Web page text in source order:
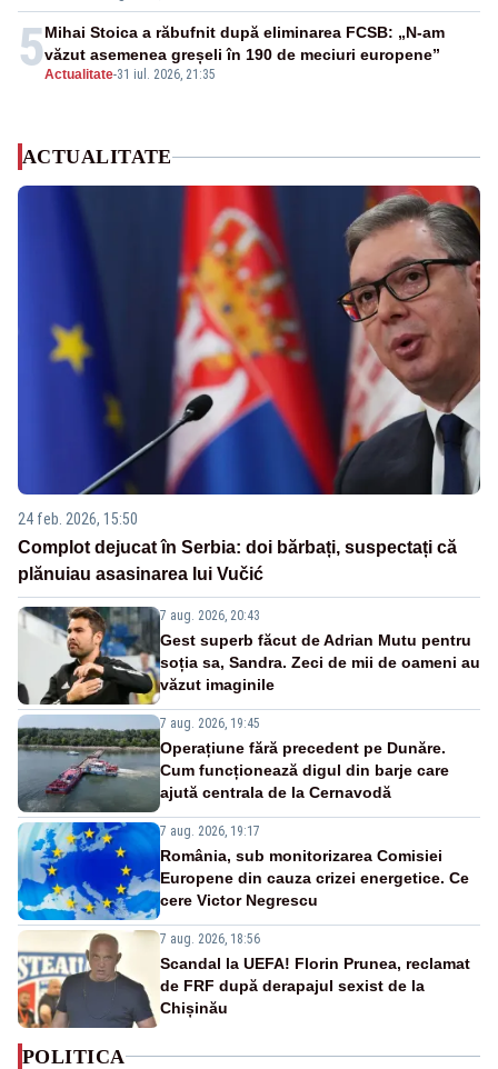
5Actualitate-31 iul. 2026, 21:35
Mihai Stoica a răbufnit după eliminarea FCSB: „N-am
văzut asemenea greșeli în 190 de meciuri europene”
ACTUALITATE
24 feb. 2026, 15:50
Complot dejucat în Serbia: doi bărbați, suspectați că
plănuiau asasinarea lui Vučić
7 aug. 2026, 20:43
Gest superb făcut de Adrian Mutu pentru
soția sa, Sandra. Zeci de mii de oameni au
văzut imaginile
7 aug. 2026, 19:45
Operațiune fără precedent pe Dunăre.
Cum funcționează digul din barje care
ajută centrala de la Cernavodă
7 aug. 2026, 19:17
România, sub monitorizarea Comisiei
Europene din cauza crizei energetice. Ce
cere Victor Negrescu
7 aug. 2026, 18:56
Scandal la UEFA! Florin Prunea, reclamat
de FRF după derapajul sexist de la
Chișinău
POLITICA